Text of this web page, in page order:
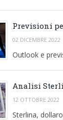
Previsioni
02 DICEMBRE 2022
Outlook e
Analisi
12 OTTOBRE 2022
Sterlina,